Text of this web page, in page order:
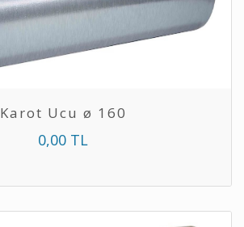
Karot Ucu ø 160
0,00 TL